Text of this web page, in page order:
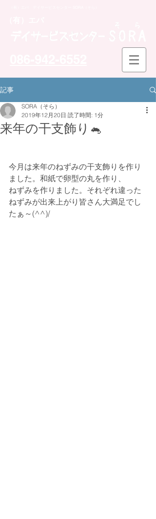
記事
来年の干支飾り🐁
SORA（そら）
2019年12月20日 読了時間: 1分
今月は来年のねずみの干支飾りを作り
ました。和紙で卵型の丸を作り、
ねずみを作りました。それぞれ違った
ねずみが出来上がり皆さん大満足でし
たぁ～(^^)/